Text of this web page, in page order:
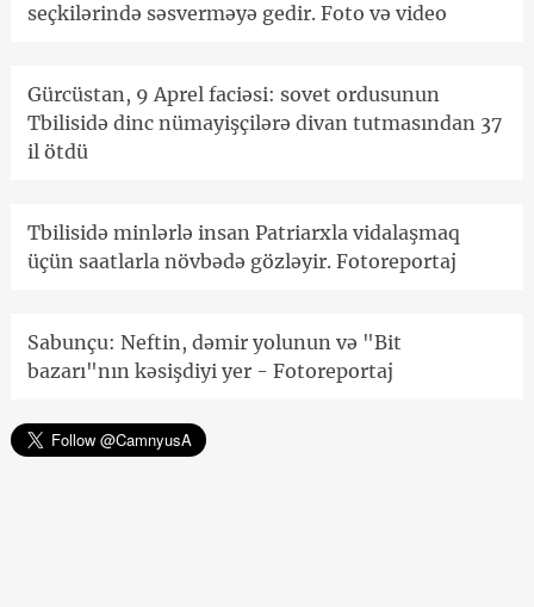
seçkilərində səsverməyə gedir. Foto və video
Gürcüstan, 9 Aprel faciəsi: sovet ordusunun
Tbilisidə dinc nümayişçilərə divan tutmasından 37
il ötdü
Tbilisidə minlərlə insan Patriarxla vidalaşmaq
üçün saatlarla növbədə gözləyir. Fotoreportaj
Sabunçu: Neftin, dəmir yolunun və "Bit
bazarı"nın kəsişdiyi yer - Fotoreportaj